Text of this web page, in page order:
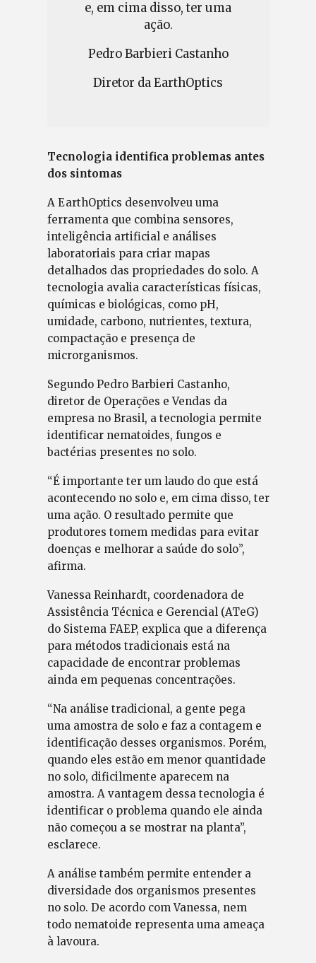
e, em cima disso, ter uma
ação.
Pedro Barbieri Castanho
Diretor da EarthOptics
Tecnologia identifica problemas antes
dos sintomas
A EarthOptics desenvolveu uma
ferramenta que combina sensores,
inteligência artificial e análises
laboratoriais para criar mapas
detalhados das propriedades do solo. A
tecnologia avalia características físicas,
químicas e biológicas, como pH,
umidade, carbono, nutrientes, textura,
compactação e presença de
microrganismos.
Segundo Pedro Barbieri Castanho,
diretor de Operações e Vendas da
empresa no Brasil, a tecnologia permite
identificar nematoides, fungos e
bactérias presentes no solo.
“É importante ter um laudo do que está
acontecendo no solo e, em cima disso, ter
uma ação. O resultado permite que
produtores tomem medidas para evitar
doenças e melhorar a saúde do solo”,
afirma.
Vanessa Reinhardt, coordenadora de
Assistência Técnica e Gerencial (ATeG)
do Sistema FAEP, explica que a diferença
para métodos tradicionais está na
capacidade de encontrar problemas
ainda em pequenas concentrações.
“Na análise tradicional, a gente pega
uma amostra de solo e faz a contagem e
identificação desses organismos. Porém,
quando eles estão em menor quantidade
no solo, dificilmente aparecem na
amostra. A vantagem dessa tecnologia é
identificar o problema quando ele ainda
não começou a se mostrar na planta”,
esclarece.
A análise também permite entender a
diversidade dos organismos presentes
no solo. De acordo com Vanessa, nem
todo nematoide representa uma ameaça
à lavoura.